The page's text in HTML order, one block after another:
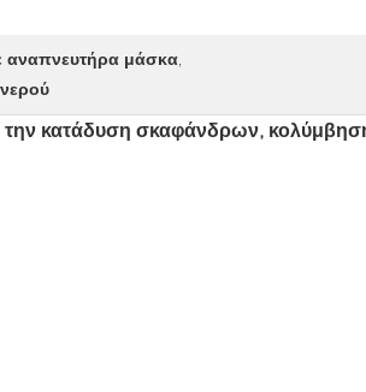
μάσκα,
την κατάδυση σκαφάνδρων,